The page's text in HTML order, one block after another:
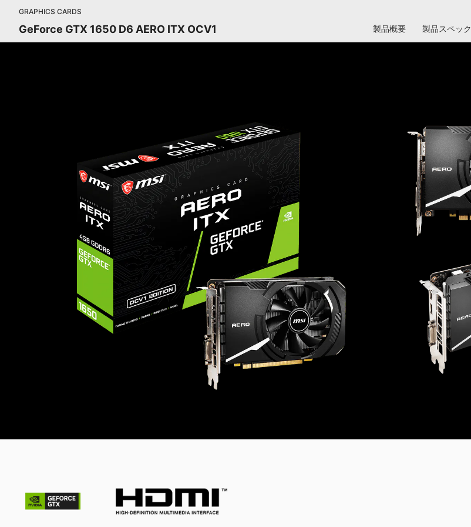
GRAPHICS CARDS
GeForce GTX 1650 D6 AERO ITX OCV1 製品概要 製品スペック